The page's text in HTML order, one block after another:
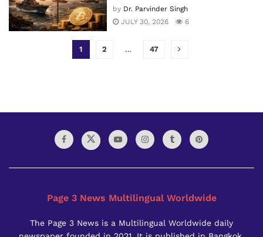
by Dr. Parvinder Singh
JULY 30, 2026
6
1 2 … 47
Page 3 News Multilingual Worldwide
The Page 3 News is a Multilingual Worldwide daily